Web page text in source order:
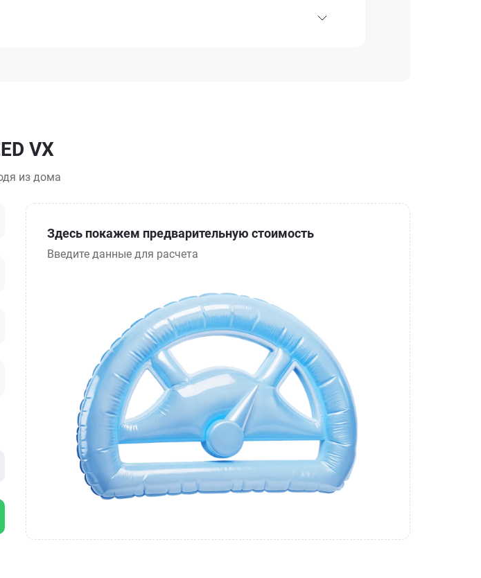
VX
из дома
Здесь покажем предварительную стоимость
Введите данные для расчета